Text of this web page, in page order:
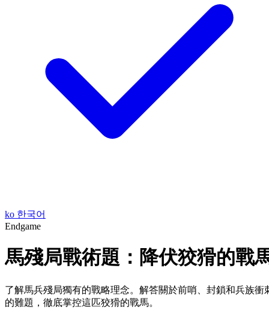
ko 한국어
Endgame
馬殘局戰術題：降伏狡猾的戰
了解馬兵殘局獨有的戰略理念。解答關於前哨、封鎖和兵族衝
的難題，徹底掌控這匹狡猾的戰馬。